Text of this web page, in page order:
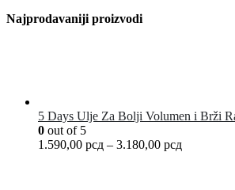
Najprodavaniji proizvodi
5 Days Ulje Za Bolji Volumen i Brži
0 out of 5
1.590,00 рсд – 3.180,00 рсд